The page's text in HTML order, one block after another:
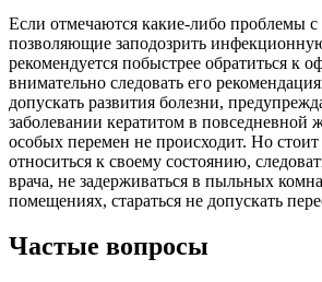
Если отмечаются какие-либо проблемы с
позволяющие заподозрить
рекомендуется побыстрее обратиться к
внимательно следовать его
допускать развития болезни,
заболевании кератитом в повседневной
особых перемен не происходит. Но
относиться к своему состоянию,
врача, не задерживаться в пыльных
помещениях, стараться не допускать
Частые вопросы